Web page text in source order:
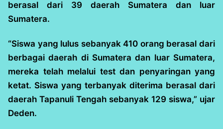
berasal dari 39 daerah Sumatera dan luar
Sumatera.
“Siswa yang lulus sebanyak 410 orang berasal dari
berbagai daerah di Sumatera dan luar Sumatera,
mereka telah melalui test dan penyaringan yang
ketat. Siswa yang terbanyak diterima berasal dari
daerah Tapanuli Tengah sebanyak 129 siswa,” ujar
Deden.